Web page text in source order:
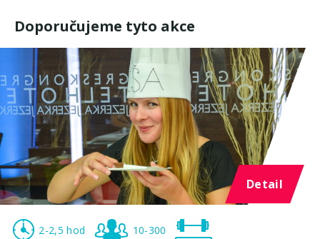
Doporučujeme tyto akce
Detail
2-2,5 hod 10-300